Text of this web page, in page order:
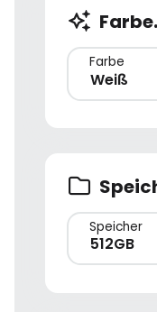
Farbe.
Farbe
Weiß
Speicher
512GB